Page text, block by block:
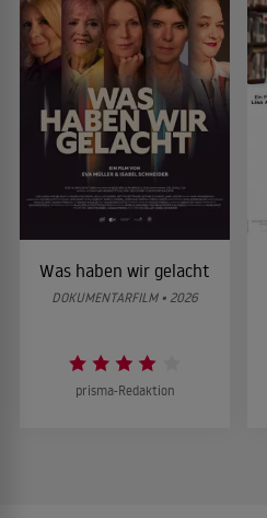
Was haben wir gelacht
DOKUMENTARFILM • 2026
prisma-Redaktion